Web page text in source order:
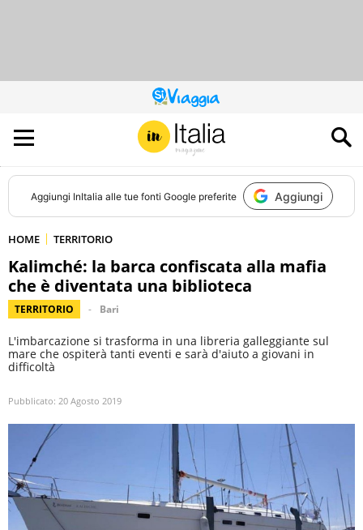
QUESTO
SITO
CONTRIBUISCE
ALL’AUDIENCE
DI
Aggiungi InItalia alle tue fonti Google preferite Aggiungi
HOME TERRITORIO
Kalimché: la barca confiscata alla mafia
che è diventata una biblioteca
TERRITORIO Bari
L'imbarcazione si trasforma in una libreria galleggiante sul
mare che ospiterà tanti eventi e sarà d'aiuto a giovani in
difficoltà
Pubblicato: 20 Agosto 2019